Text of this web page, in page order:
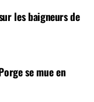
les baigneurs de
se mue en